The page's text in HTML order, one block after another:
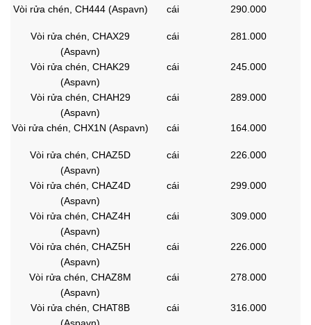
Vòi rửa chén, CH444 (Aspavn) cái 290.000
Vòi rửa chén, CHAX29
(Aspavn)
cái 281.000
Vòi rửa chén, CHAK29
(Aspavn)
cái 245.000
Vòi rửa chén, CHAH29
(Aspavn)
cái 289.000
Vòi rửa chén, CHX1N (Aspavn) cái 164.000
Vòi rửa chén, CHAZ5D
(Aspavn)
cái 226.000
Vòi rửa chén, CHAZ4D
(Aspavn)
cái 299.000
Vòi rửa chén, CHAZ4H
(Aspavn)
cái 309.000
Vòi rửa chén, CHAZ5H
(Aspavn)
cái 226.000
Vòi rửa chén, CHAZ8M
(Aspavn)
cái 278.000
Vòi rửa chén, CHAT8B
(Aspavn)
cái 316.000